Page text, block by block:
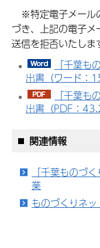
※特定電子メール
づき、上記の電子
送信を拒否いたしま
「千葉
出書（ワード：
「千葉
出書（PDF：
関連情報
「千葉ものづ
業
ものづくりネッ